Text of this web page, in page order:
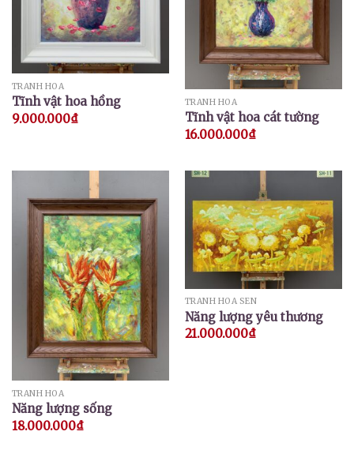
TRANH HOA
Tĩnh vật hoa hồng
9.000.000₫
TRANH HOA
Tĩnh vật hoa cát tường
16.000.000₫
TRANH HOA
Năng lượng sống
18.000.000₫
TRANH HOA SEN
Năng lượng yêu thương
21.000.000₫